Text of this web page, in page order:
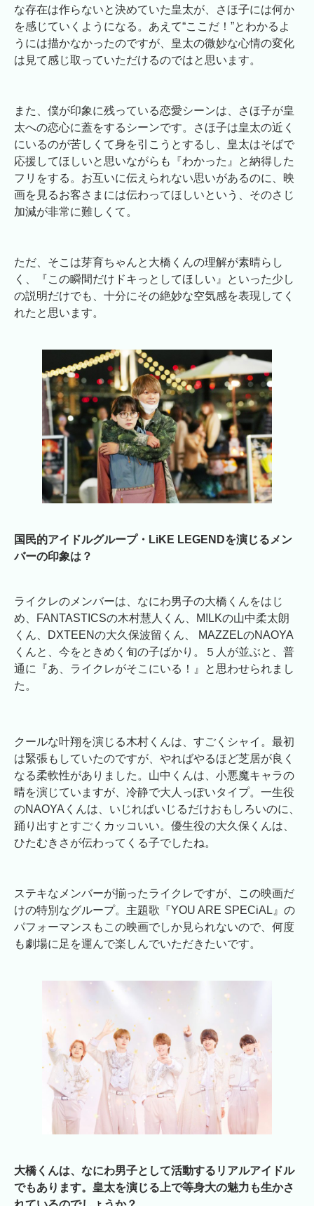
な存在は作らないと決めていた皇太が、さほ子には何か
を感じていくようになる。あえて“ここだ！”とわかるよ
うには描かなかったのですが、皇太の微妙な心情の変化
は見て感じ取っていただけるのではと思います。
また、僕が印象に残っている恋愛シーンは、さほ子が皇
太への恋心に蓋をするシーンです。さほ子は皇太の近く
にいるのが苦しくて身を引こうとするし、皇太はそばで
応援してほしいと思いながらも『わかった』と納得した
フリをする。お互いに伝えられない思いがあるのに、映
画を見るお客さまには伝わってほしいという、そのさじ
加減が非常に難しくて。
ただ、そこは芽育ちゃんと大橋くんの理解が素晴らし
く、『この瞬間だけドキっとしてほしい』といった少し
の説明だけでも、十分にその絶妙な空気感を表現してく
れたと思います。
国民的アイドルグループ・LiKE LEGENDを演じるメン
バーの印象は？
ライクレのメンバーは、なにわ男子の大橋くんをはじ
め、FANTASTICSの木村慧人くん、M!LKの山中柔太朗
くん、DXTEENの大久保波留くん、 MAZZELのNAOYA
くんと、今をときめく旬の子ばかり。５人が並ぶと、普
通に『あ、ライクレがそこにいる！』と思わせられまし
た。
クールな叶翔を演じる木村くんは、すごくシャイ。最初
は緊張もしていたのですが、やればやるほど芝居が良く
なる柔軟性がありました。山中くんは、小悪魔キャラの
晴を演じていますが、冷静で大人っぽいタイプ。一生役
のNAOYAくんは、いじればいじるだけおもしろいのに、
踊り出すとすごくカッコいい。優生役の大久保くんは、
ひたむきさが伝わってくる子でしたね。
ステキなメンバーが揃ったライクレですが、この映画だ
けの特別なグループ。主題歌『YOU ARE SPECiAL』の
パフォーマンスもこの映画でしか見られないので、何度
も劇場に足を運んで楽しんでいただきたいです。
大橋くんは、なにわ男子として活動するリアルアイドル
でもあります。皇太を演じる上で等身大の魅力も生かさ